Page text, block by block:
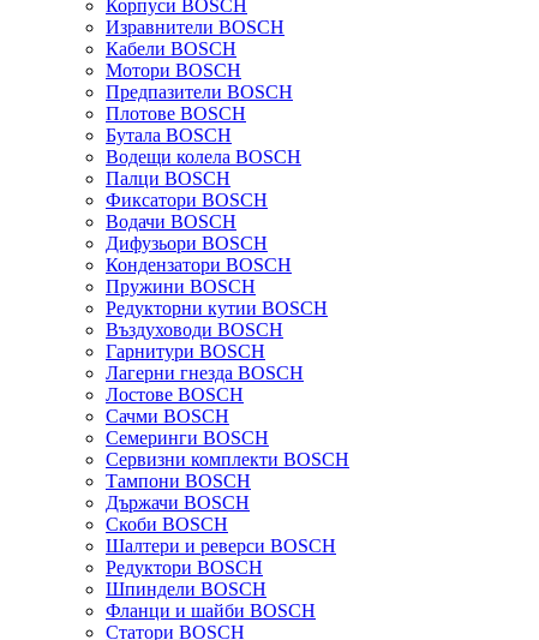
Корпуси BOSCH
Изравнители BOSCH
Кабели BOSCH
Мотори BOSCH
Предпазители BOSCH
Плотове BOSCH
Бутала BOSCH
Водещи колела BOSCH
Палци BOSCH
Фиксатори BOSCH
Водачи BOSCH
Дифузьори BOSCH
Кондензатори BOSCH
Пружини BOSCH
Редукторни кутии BOSCH
Въздуховоди BOSCH
Гарнитури BOSCH
Лагерни гнезда BOSCH
Лостове BOSCH
Сачми BOSCH
Семеринги BOSCH
Сервизни комплекти BOSCH
Тампони BOSCH
Държачи BOSCH
Скоби BOSCH
Шалтери и реверси BOSCH
Редуктори BOSCH
Шпиндели BOSCH
Фланци и шайби BOSCH
Статори BOSCH